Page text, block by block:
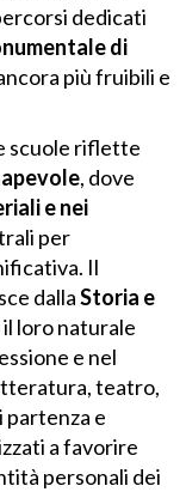
dedicati
di
più fruibili e
scuole riflette
, dove
e nei
per
Il
dallaStoria e
loro naturale
e nel
teatro,
partenza e
a favorire
personali dei